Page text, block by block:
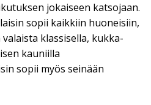
jokaiseen katsojaan.
sopii kaikkiin huoneisiin,
klassisella, kukka-
kauniilla
sopii myös seinään